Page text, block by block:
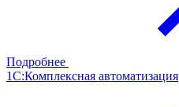
Подробнее
1С:Комплексная автоматизация